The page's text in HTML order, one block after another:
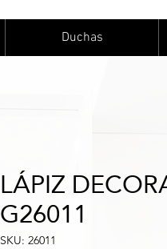
Duchas
LÁPIZ
G26011
SKU: 26011